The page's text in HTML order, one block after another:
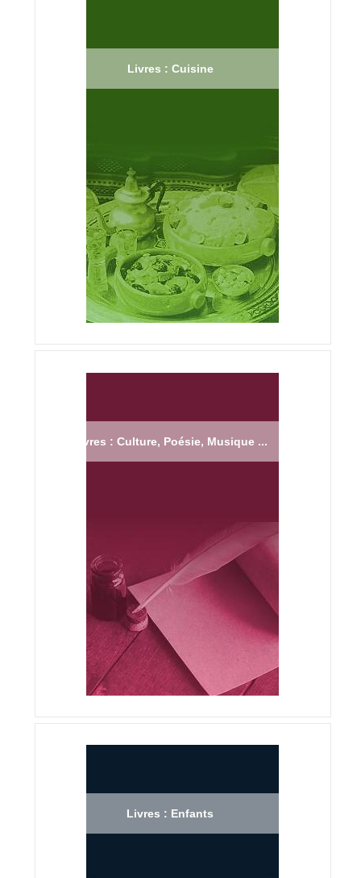
Livres : Cuisine
Livres : Culture, Poésie, Musique ...
Livres : Enfants